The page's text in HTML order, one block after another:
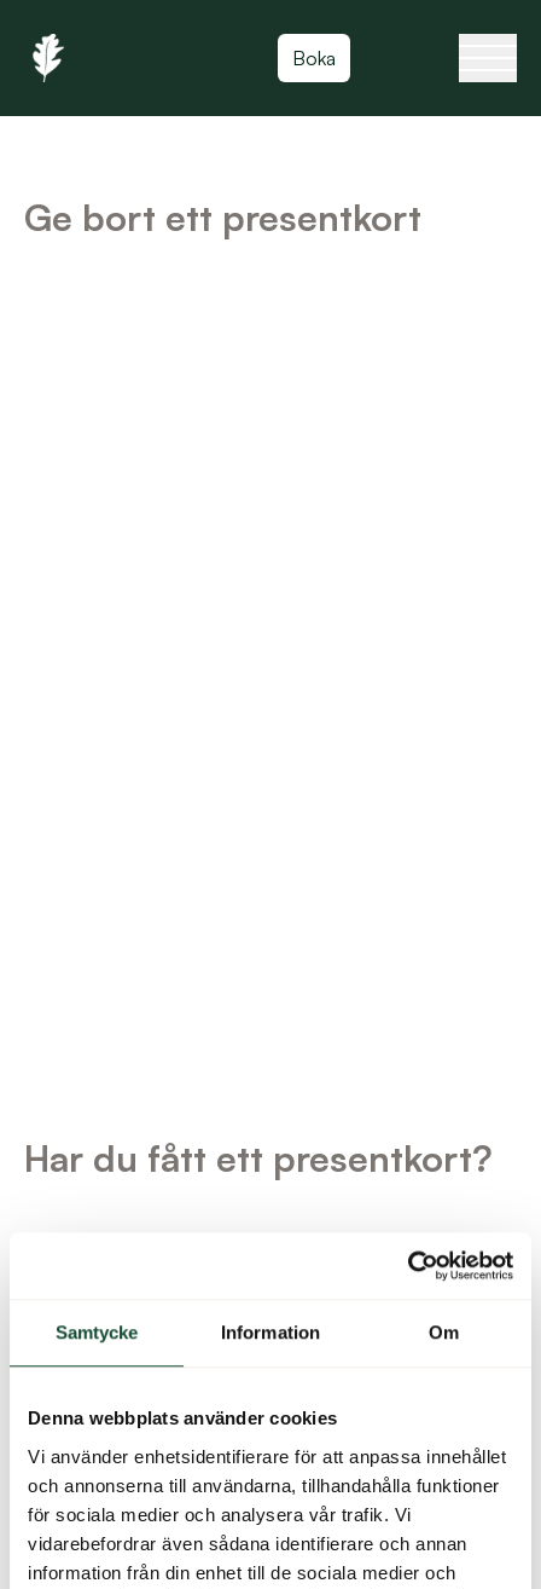
Samtycke Information Om
Denna webbplats använder cookies
Vi använder enhetsidentifierare för att anpassa innehållet
och annonserna till användarna, tillhandahålla funktioner
för sociala medier och analysera vår trafik. Vi
vidarebefordrar även sådana identifierare och annan
information från din enhet till de sociala medier och
Boka
Ge bort ett presentkort
Har du fått ett presentkort?